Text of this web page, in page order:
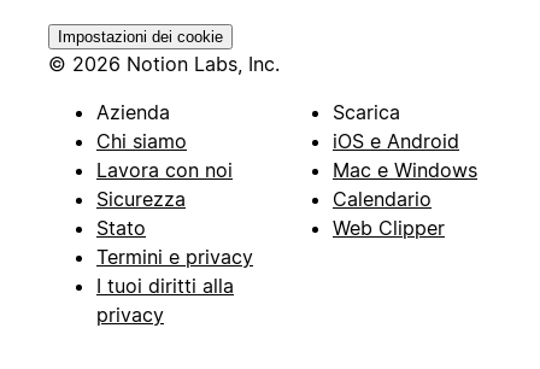
Impostazioni dei cookie
© 2026 Notion Labs, Inc.
Azienda
Chi siamo
Lavora con noi
Sicurezza
Stato
Termini e privacy
I tuoi diritti alla
privacy
Scarica
iOS e Android
Mac e Windows
Calendario
Web Clipper